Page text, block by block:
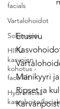
facials
Vartalohoidot
Sokerointi
HIFU
kasvojen
kohotus -
face lift
Hydrafacial
kasvohoito/
Etusivu
Manikyyri
Ripset ja